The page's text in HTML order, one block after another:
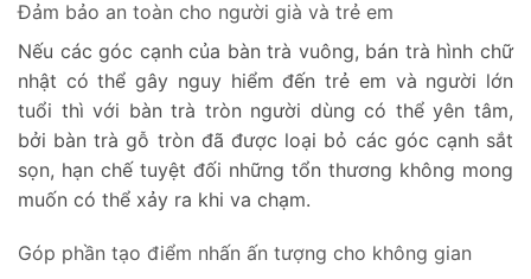
Đảm bảo an toàn cho người già và trẻ em
Nếu các góc cạnh của bàn trà vuông, bán trà hình chữ
nhật có thể gây nguy hiểm đến trẻ em và người lớn
tuổi thì với bàn trà tròn người dùng có thể yên tâm,
bởi bàn trà gỗ tròn đã được loại bỏ các góc cạnh sắt
sọn, hạn chế tuyệt đối những tổn thương không mong
muốn có thể xảy ra khi va chạm.
Góp phần tạo điểm nhấn ấn tượng cho không gian